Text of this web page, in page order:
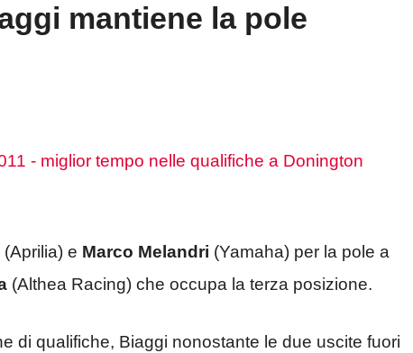
mantiene la pole
(Aprilia) e Marco Melandri (Yamaha) per la pole a
(Althea Racing) che occupa la terza posizione.
di qualifiche, Biaggi nonostante le due uscite fuori